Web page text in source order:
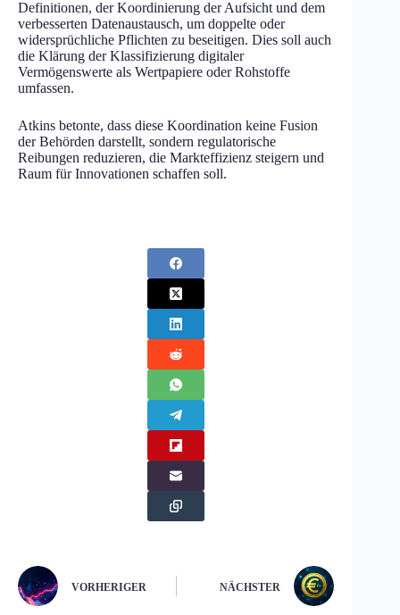
Definitionen, der Koordinierung der Aufsicht und dem
verbesserten Datenaustausch, um doppelte oder
widersprüchliche Pflichten zu beseitigen. Dies soll auch
die Klärung der Klassifizierung digitaler
Vermögenswerte als Wertpapiere oder Rohstoffe
umfassen.
Atkins betonte, dass diese Koordination keine Fusion
der Behörden darstellt, sondern regulatorische
Reibungen reduzieren, die Markteffizienz steigern und
Raum für Innovationen schaffen soll.
VORHERIGER NÄCHSTER